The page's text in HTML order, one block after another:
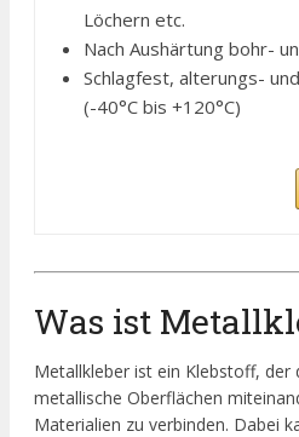
Löchern etc.
Nach Aushärtung bohr-
Schlagfest, alterungs-
(-40°C bis +120°C)
Was ist
Metallkleber ist ein Klebstoff, der
metallische Oberflächen
Materialien zu verbinden. Dabei